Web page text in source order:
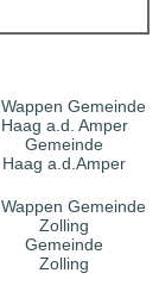
Gemeinde
Haag a.d.Amper
Gemeinde
Zolling